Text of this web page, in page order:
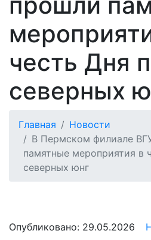
честь Дня
северных
Главная
Новости
В Пермском филиале
памятные мероприятия в
северных юнг
Опубликовано: 29.05.2026